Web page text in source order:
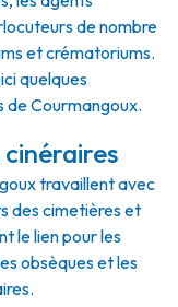
de nombre
et crématoriums.
quelques
de Courmangoux.
travaillent avec
des cimetières et
le lien pour les
obsèques et les